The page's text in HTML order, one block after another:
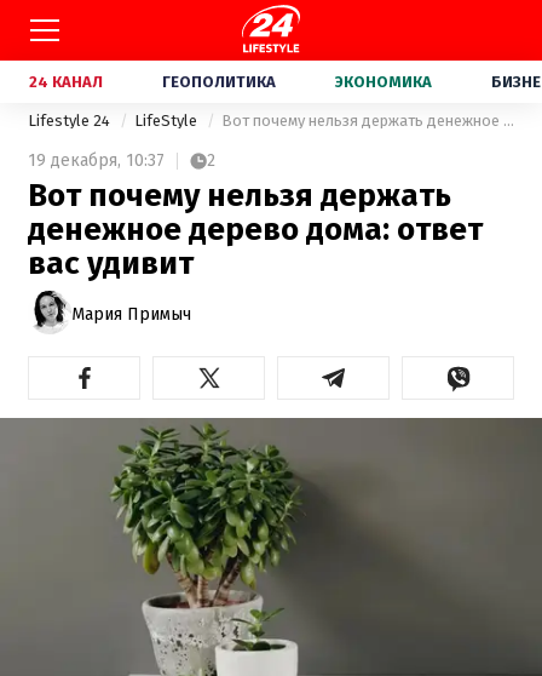
24 КАНАЛ ГЕОПОЛИТИКА ЭКОНОМИКА
Lifestyle 24 LifeStyle Вот почему нельзя держать денежное дерево дома: ответ вас удивит
19 декабря, 10:37 2
Вот почему нельзя держать
денежное дерево дома: ответ
вас удивит
Мария Примыч